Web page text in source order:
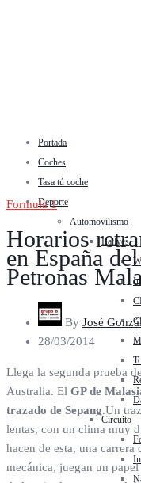
Portada
Coches
Tasa tú coche
Deporte
Automovilismo
Rallyes
Circuito
Formula 1
Horarios
en España
Petronas
By José
28/03/2014
Llega la segunda prueba
Australia. El GP de
trazado de Sepang.Un
lentas, con un clima muy
hacen de esta, una
mecánica, juegan un